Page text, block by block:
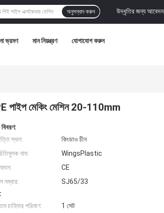
উদ্ধৃতির জন্য আবেদন
অনুসন্ধান করুন
ভ্রমণ মান নিয়ন্ত্রণ যোগাযোগ করুন
পাইপ মেকিং মেশিন 20-110mm
স্থল:
কিংডাও চীন
নাম:
WingsPlastic
CE
নম্বার:
SJ65/33
চাহিদার পরিমাণ:
1 সেট